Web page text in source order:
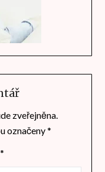
zveřejněna.
označeny*
*